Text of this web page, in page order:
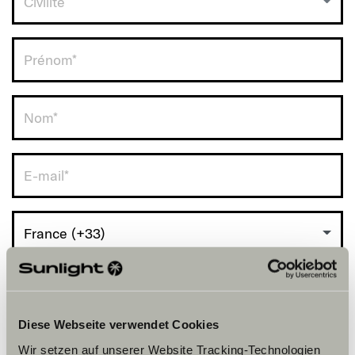
Diese Webseite verwendet Cookies
Wir setzen auf unserer Website Tracking-Technologien
France (+33)